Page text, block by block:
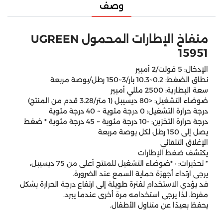
وصف
منفاخ الإطارات المحمول UGREEN
15951
الإدخال: 5 فولت/2 أمبير
نطاق الضغط: 0.2~10.3 بار/3~150 رطل/بوصة مربعة
سعة البطارية: 2500 مللي أمبير
ضوضاء التشغيل: <80 ديسيبل (1 متر/3.28 قدم من المنتج)
درجة حرارة التشغيل: 0 درجة مئوية ~ 40 درجة مئوية
درجة حرارة التخزين: -10 درجة مئوية ~ 45 درجة مئوية * ضغط
يصل إلى 150 رطل لكل بوصة مربعة
الإغلاق التلقائي
يكتشف ضغط الإطارات
* تحذيرات: · *ضوضاء التشغيل للمنتج أعلى من 75 ديسيبل،
يرجى ارتداء أجهزة حماية السمع عند الضرورة.
قد يؤدي الاستخدام لفترة طويلة إلى ارتفاع درجة الحرارة بشكل
مفرط، لذا يرجى استخدامه مرة أخرى عندما يبرد.
يحفظ بعيدًا عن متناول الأطفال.